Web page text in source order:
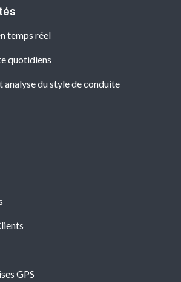
temps réel
quotidiens
analyse du style de conduite
GPS